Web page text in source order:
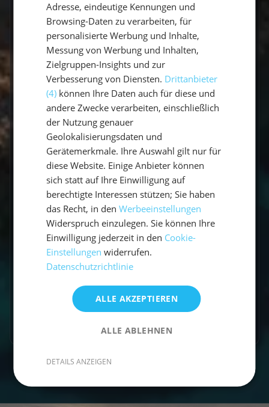
Wer ist mein Skipper / meine
Skipperin?
Welcher Service wird inklusive
angeboten?
Wo übernachtet eigentlich der
Skipper?
Ist die Yacht mit ausreichendem
Sicherheitsequipment ausgestattet?
Verfügt der Skipper über
ausreichende Qualifikationen?
Wird den Reisenden am Ende eine
Seemeilenbestätigung ausgegeben?
Ich bin Veganer*in, ist das ein
Problem?
Mehr FAQs laden
Adresse, eindeutige Kennungen und
Browsing-Daten zu verarbeiten, für
personalisierte Werbung und Inhalte,
Messung von Werbung und Inhalten,
Zielgruppen-Insights und zur
Verbesserung von Diensten. Drittanbieter
(4) können Ihre Daten auch für diese und
andere Zwecke verarbeiten, einschließlich
der Nutzung genauer
Geolokalisierungsdaten und
Gerätemerkmale. Ihre Auswahl gilt nur für
diese Website. Einige Anbieter können
sich statt auf Ihre Einwilligung auf
berechtigte Interessen stützen; Sie haben
das Recht, in denWerbeeinstellungen
Widerspruch einzulegen. Sie können Ihre
Einwilligung jederzeit in den Cookie-
Einstellungen widerrufen.
Datenschutzrichtlinie
ALLE AKZEPTIEREN
ALLE ABLEHNEN
DETAILS ANZEIGEN